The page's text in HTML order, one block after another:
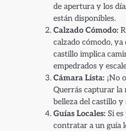
de apertura y los
están disponibles.
Calzado Cómodo:
calzado cómodo,
castillo implica
empedrados y
Cámara Lista: ¡No
Querrás capturar la
belleza del castillo y
Guías Locales: Si
contratar a un guía